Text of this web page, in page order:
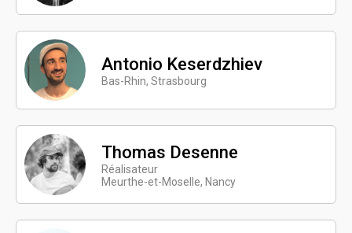
Antonio Keserdzhiev
Bas-Rhin, Strasbourg
Thomas Desenne
Réalisateur
Meurthe-et-Moselle, Nancy